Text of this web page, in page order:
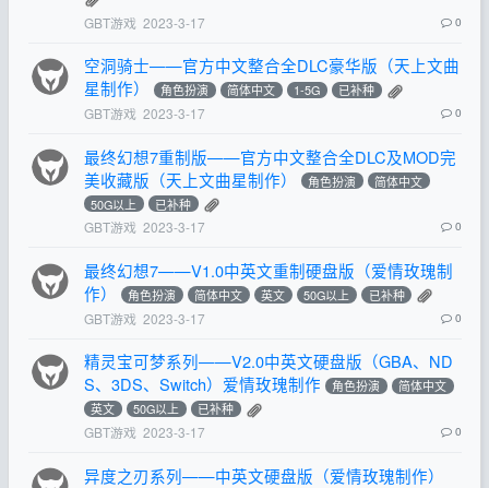
GBT游戏 2023-3-17 0
空洞骑士——官方中文整合全DLC豪华版（天上文曲
星制作）
角色扮演 简体中文 1-5G 已补种
GBT游戏 2023-3-17 0
最终幻想7重制版——官方中文整合全DLC及MOD完
美收藏版（天上文曲星制作）
角色扮演
简体中文
50G以上
已补种
GBT游戏 2023-3-17 0
最终幻想7——V1.0中英文重制硬盘版（爱情玫瑰制
作）
角色扮演 简体中文 英文 50G以上 已补种
GBT游戏 2023-3-17 0
精灵宝可梦系列——V2.0中英文硬盘版（GBA、ND
S、3DS、Switch）爱情玫瑰制作
角色扮演
简体中文
英文
50G以上 已补种
GBT游戏 2023-3-17 0
异度之刃系列——中英文硬盘版（爱情玫瑰制作）